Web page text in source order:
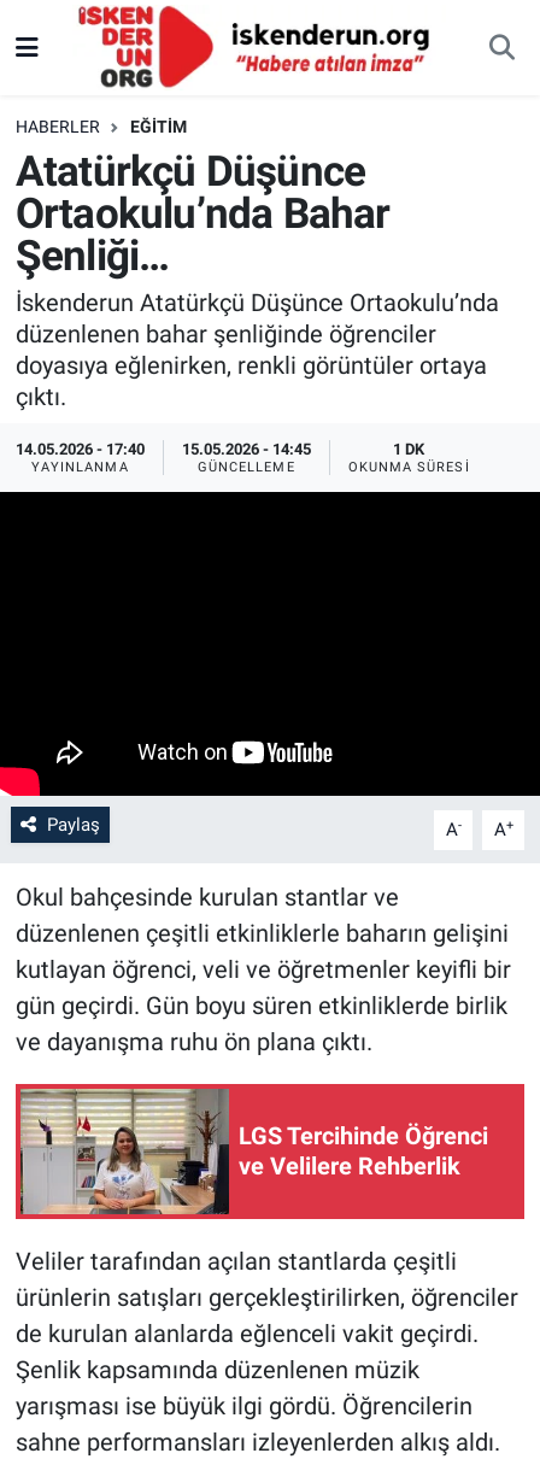
HABERLER EĞITIM
Atatürkçü Düşünce
Ortaokulu’nda Bahar
Şenliği…
İskenderun Atatürkçü Düşünce Ortaokulu’nda
düzenlenen bahar şenliğinde öğrenciler
doyasıya eğlenirken, renkli görüntüler ortaya
çıktı.
14.05.2026 - 17:40
YAYINLANMA
15.05.2026 - 14:45
GÜNCELLEME
1 DK
OKUNMA SÜRESI
Paylaş A- A+
Okul bahçesinde kurulan stantlar ve
düzenlenen çeşitli etkinliklerle baharın gelişini
kutlayan öğrenci, veli ve öğretmenler keyifli bir
gün geçirdi. Gün boyu süren etkinliklerde birlik
ve dayanışma ruhu ön plana çıktı.
LGS Tercihinde Öğrenci
ve Velilere Rehberlik
Veliler tarafından açılan stantlarda çeşitli
ürünlerin satışları gerçekleştirilirken, öğrenciler
de kurulan alanlarda eğlenceli vakit geçirdi.
Şenlik kapsamında düzenlenen müzik
yarışması ise büyük ilgi gördü. Öğrencilerin
sahne performansları izleyenlerden alkış aldı.